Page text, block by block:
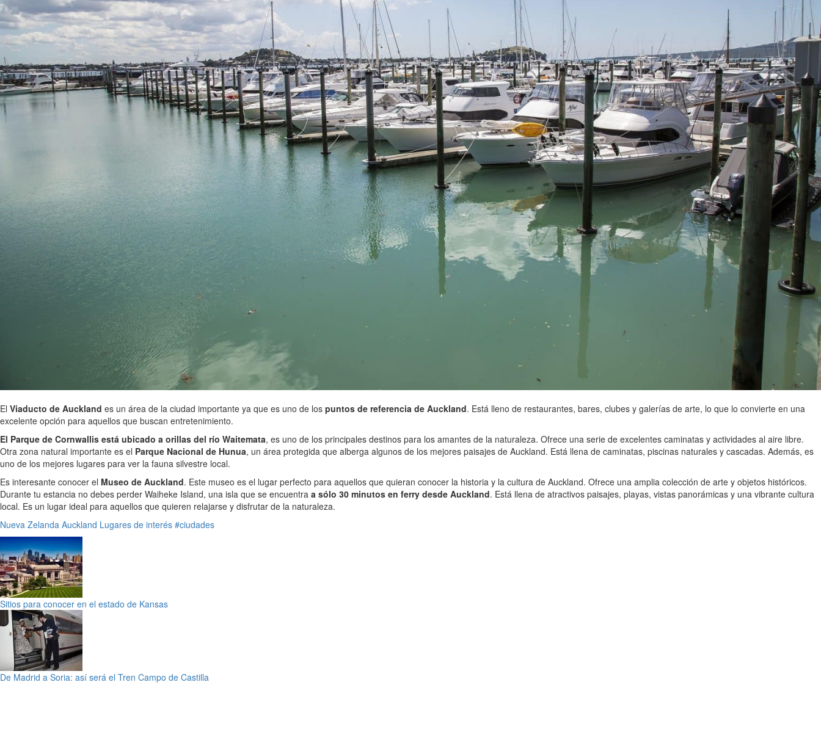
El Viaducto de Auckland es un área de la ciudad importante ya que es uno de los puntos de referencia de Auckland. Está lleno de restaurantes, bares, clubes y galerías de arte, lo que lo convierte en una
excelente opción para aquellos que buscan entretenimiento.
El Parque de Cornwallis está ubicado a orillas del río Waitemata, es uno de los principales destinos para los amantes de la naturaleza. Ofrece una serie de excelentes caminatas y actividades al aire libre.
Otra zona natural importante es el Parque Nacional de Hunua, un área protegida que alberga algunos de los mejores paisajes de Auckland. Está llena de caminatas, piscinas naturales y cascadas. Además, es
uno de los mejores lugares para ver la fauna silvestre local.
Es interesante conocer el Museo de Auckland. Este museo es el lugar perfecto para aquellos que quieran conocer la historia y la cultura de Auckland. Ofrece una amplia colección de arte y objetos históricos.
Durante tu estancia no debes perder Waiheke Island, una isla que se encuentra a sólo 30 minutos en ferry desde Auckland. Está llena de atractivos paisajes, playas, vistas panorámicas y una vibrante cultura
local. Es un lugar ideal para aquellos que quieren relajarse y disfrutar de la naturaleza.
Nueva Zelanda Auckland Lugares de interés #ciudades
Sitios para conocer en el estado de Kansas
De Madrid a Soria: así será el Tren Campo de Castilla